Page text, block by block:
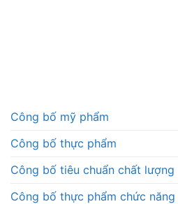
Công bố mỹ phẩm
Công bố thực phẩm
Công bố tiêu chuẩn chất
Công bố thực phẩm chức năng